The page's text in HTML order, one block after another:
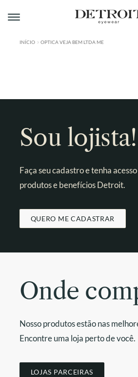
Pular
para
Pular
para
A MONTMARTRE
CONTATO
INÍCIO OPTICA VEJA BEM LTDA ME
Sou lojista!
Faça seu cadastro e tenha
produtos e benefícios Detroit.
QUERO ME CADASTRAR
Onde
Nosso produtos estão nas
Encontre uma loja perto de você.
LOJAS PARCEIRAS